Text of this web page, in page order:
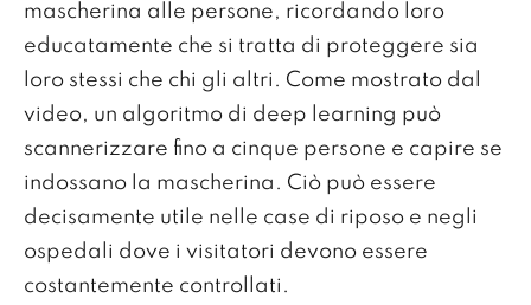
mascherina alle persone, ricordando loro
educatamente che si tratta di proteggere sia
loro stessi che chi gli altri. Come mostrato dal
video, un algoritmo di deep learning può
scannerizzare fino a cinque persone e capire se
indossano la mascherina. Ciò può essere
decisamente utile nelle case di riposo e negli
ospedali dove i visitatori devono essere
costantemente controllati.